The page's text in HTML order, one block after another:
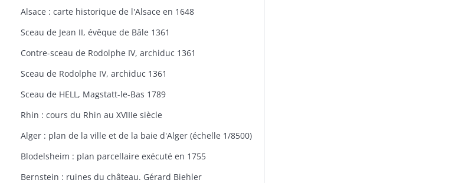
Alsace : carte historique de l'Alsace en 1648
Sceau de Jean II, évêque de Bâle 1361
Contre-sceau de Rodolphe IV, archiduc 1361
Sceau de Rodolphe IV, archiduc 1361
Sceau de HELL, Magstatt-le-Bas 1789
Rhin : cours du Rhin au XVIIIe siècle
Alger : plan de la ville et de la baie d'Alger (échelle 1/8500)
Blodelsheim : plan parcellaire exécuté en 1755
Bernstein : ruines du château. Gérard Biehler